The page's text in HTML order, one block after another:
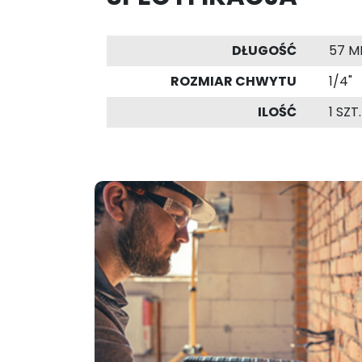
DŁUGOŚĆ
57
ROZMIAR CHWYTU
1/4"
ILOŚĆ
1 SZT.